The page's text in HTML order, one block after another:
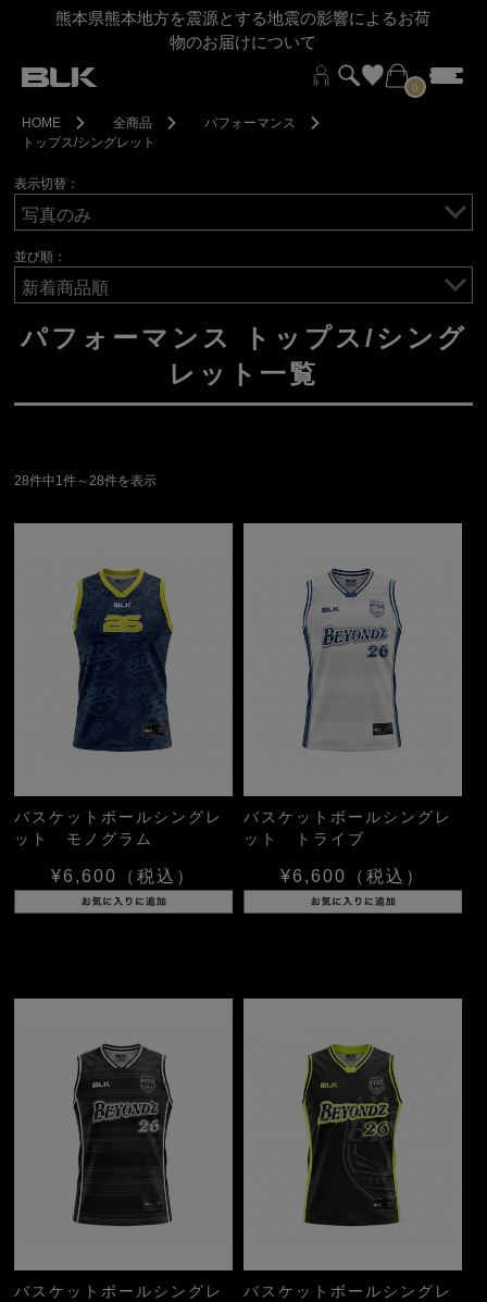
熊本県熊本地方を震源とする地震の影響によるお荷
物のお届けについて
0
HOME 全商品
パフォーマンス
トップス/シングレット
表示切替：
並び順：
パフォーマンス トップス/シング
レット一覧
28件中1件～28件を表示
バスケットボールシングレ
ット モノグラム
¥6,600 （税込）
バスケットボールシングレ
ット トライブ
¥6,600 （税込）
バスケットボールシングレ
バスケットボールシングレ